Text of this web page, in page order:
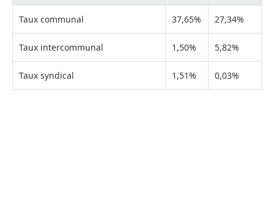
Taux communal 37,65% 27,34%
Taux intercommunal 1,50% 5,82%
Taux syndical 1,51% 0,03%